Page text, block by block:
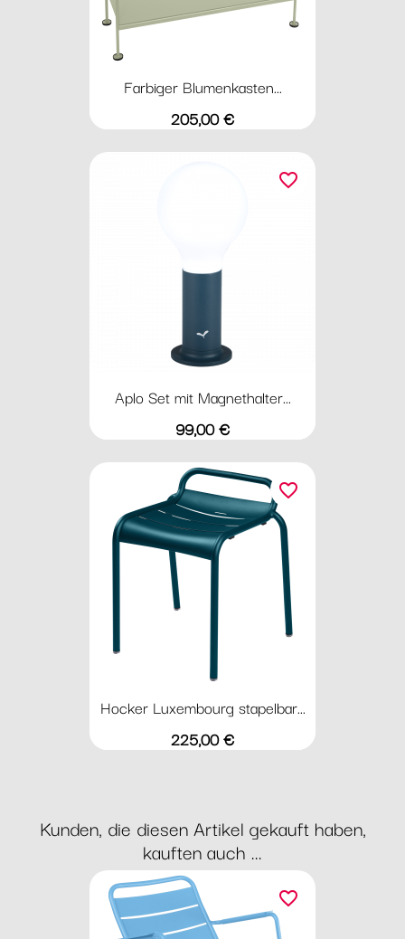
Farbiger Blumenkasten...
Preis
205,00 €
Aplo Set mit Magnethalter...
Preis
99,00 €
favorite_border
Hocker Luxembourg stapelbar...
Preis
225,00 €
favorite_border
Kunden, die diesen Artikel gekauft haben,
kauften auch ...
favorite_border